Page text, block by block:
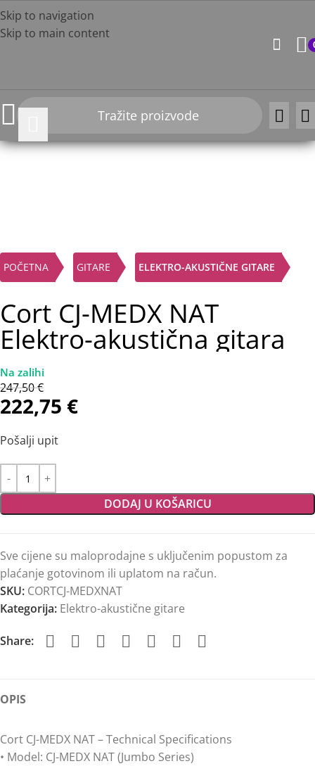
Skip to navigation
Skip to main content
POČETNA GITARE ELEKTRO-AKUSTIČNE GITARE
Cort CJ-MEDX NAT
Elektro-akustična gitara
247,50€
222,75 €
Pošalji upit
DODAJ U KOŠARICU
Sve cijene su maloprodajne s uključenim popustom za
plaćanje gotovinom ili uplatom na račun.
SKU: CORTCJ-MEDXNAT
Kategorija: Elektro-akustične gitare
Share:
OPIS
Cort CJ-MEDX NAT – Technical Specifications
• Model: CJ-MEDX NAT (Jumbo Series)